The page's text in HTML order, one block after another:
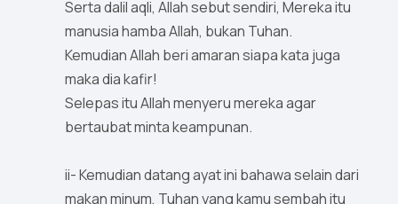
Serta dalil aqli, Allah sebut sendiri, Mereka itu
manusia hamba Allah, bukan Tuhan.
Kemudian Allah beri amaran siapa kata juga
maka dia kafir!
Selepas itu Allah menyeru mereka agar
bertaubat minta keampunan.
ii- Kemudian datang ayat ini bahawa selain dari
makan minum, Tuhan yang kamu sembah itu